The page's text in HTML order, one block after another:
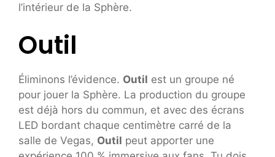
l’intérieur de la Sphère.
Outil
Éliminons l’évidence. Outil est un groupe né
pour jouer la Sphère. La production du groupe
est déjà hors du commun, et avec des écrans
LED bordant chaque centimètre carré de la
salle de Vegas, Outil peut apporter une